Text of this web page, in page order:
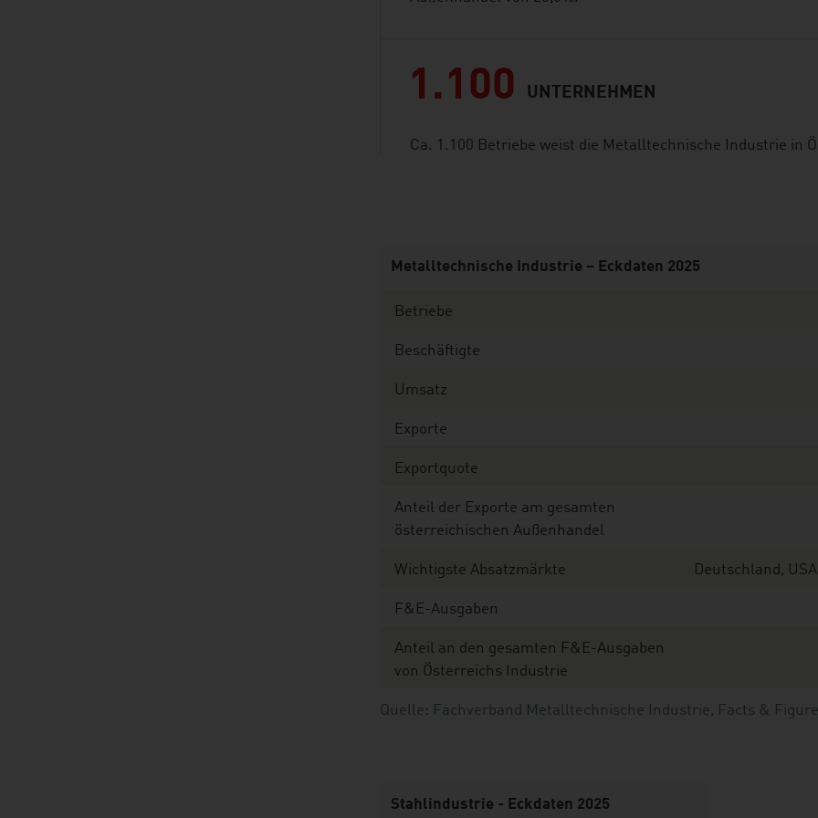
1.100 UNTERNEHMEN
Ca. 1.100 Betriebe weist die Metalltechnische Industrie in
Quelle: Fachverband Metalltechnische Industrie, Facts &
Metalltechnische Industrie – Eckdaten 2025
Betriebe
Beschäftigte
Umsatz
Exporte
Exportquote
Anteil der Exporte am gesamten
österreichischen Außenhandel
Wichtigste Absatzmärkte Deutschland,
F&E-Ausgaben
Anteil an den gesamten F&E-Ausgaben
von Österreichs Industrie
Stahlindustrie - Eckdaten 2025